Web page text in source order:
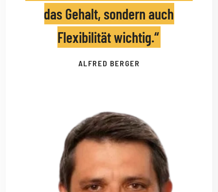
das Gehalt, sondern auch
Flexibilität wichtig.
ALFRED BERGER